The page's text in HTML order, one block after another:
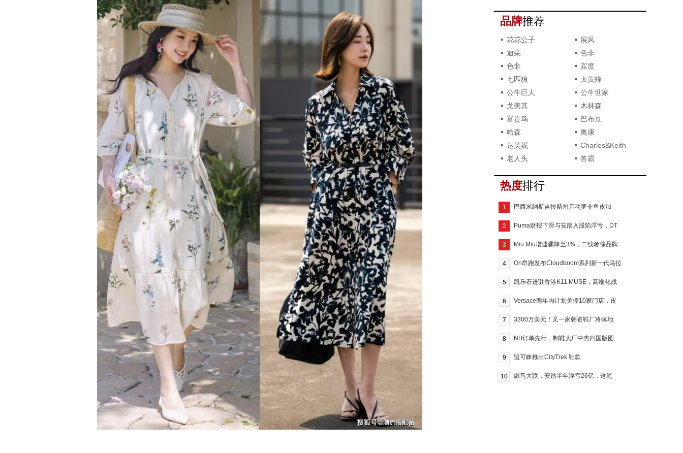
品牌推荐
花花公子
展风
迪朵
色非
色非
宾度
七匹狼
大黄蜂
公牛巨人
公牛世家
戈美其
木林森
富贵鸟
巴布豆
哈森
奥康
达芙妮
Charles&Keith
老人头
兽霸
热度排行
1 巴西米纳斯吉拉斯州启动罗非鱼皮加
2 Puma财报下滑与安踏入股陷浮亏，DT
3 Miu Miu增速骤降至3%，二线奢侈品牌
4 On昂跑发布Cloudboom系列新一代马拉
5 凯乐石进驻香港K11 MUSE，高端化战
6 Versace两年内计划关停10家门店，皮
7 3300万美元！又一家韩资鞋厂将落地
8 NB订单先行，制鞋大厂中杰四国版图
9 盟可睞推出CityTrek 鞋款
10 彪马大跌，安踏半年浮亏26亿，这笔